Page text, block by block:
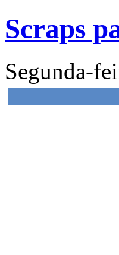
Scraps
Segunda-